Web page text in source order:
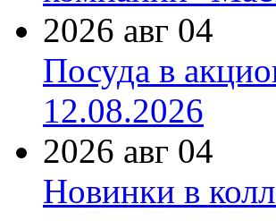
2026 авг 04
Посуда в
12.08.2026
2026 авг 04
Новинки в